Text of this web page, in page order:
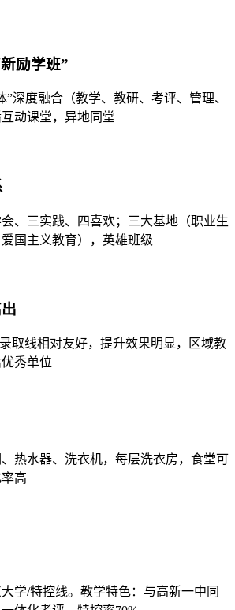
励学班”
”深度融合（教学、教研、考评、管理、
动课堂，异地同堂
、三实践、四喜欢；三大基地（职业生
国主义教育），英雄班级
取线相对友好，提升效果明显，区域教
秀单位
、热水器、洗衣机，每层洗衣房，食堂可
高
学/特控线。教学特色：与高新一中同